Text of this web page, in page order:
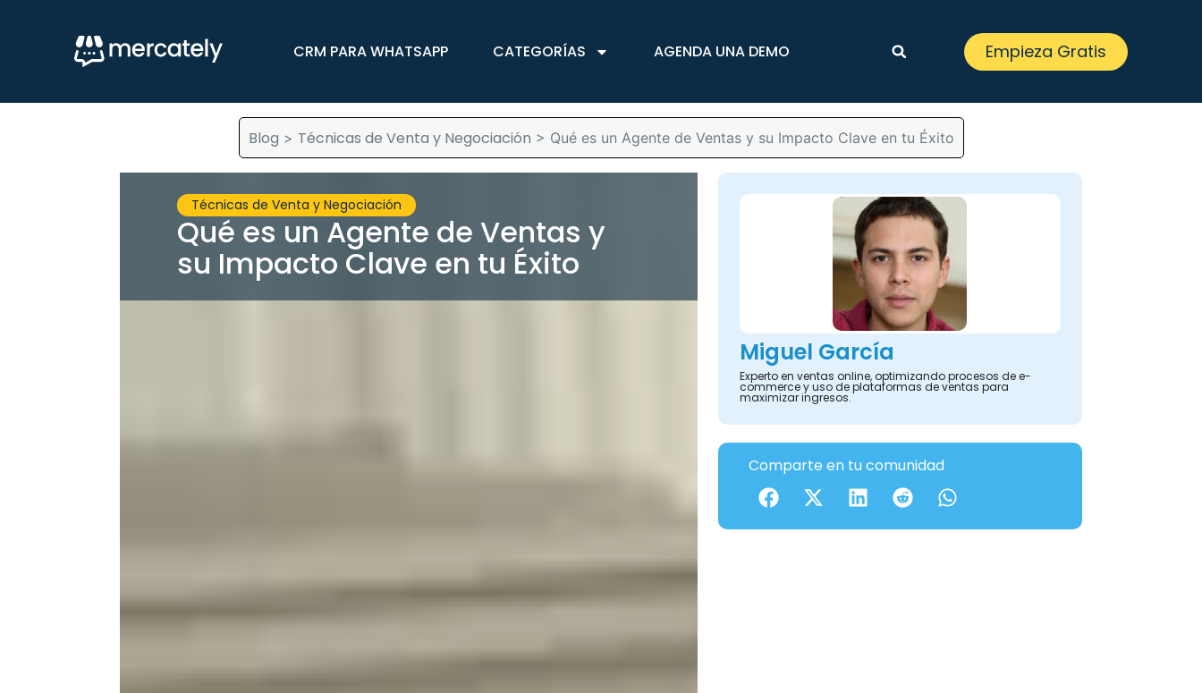
CRM PARA WHATSAPP CATEGORÍAS AGENDA UNA DEMO Empieza Gratis
Blog > Técnicas de Venta y Negociación > Qué es un Agente de Ventas y su Impacto Clave en tu Éxito
Técnicas de Venta y Negociación
Qué es un Agente de Ventas y
su Impacto Clave en tu Éxito
Miguel García
Experto en ventas online, optimizando procesos de e-
commerce y uso de plataformas de ventas para
maximizar ingresos.
Comparte en tu comunidad